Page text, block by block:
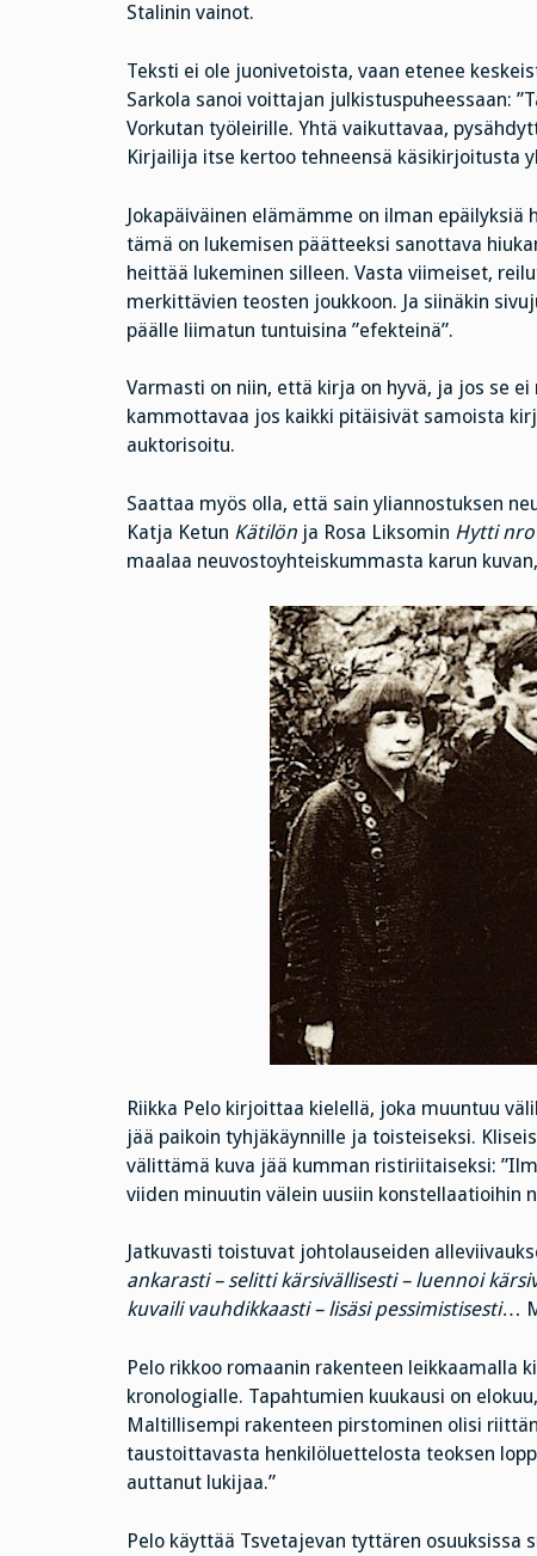
Stalinin vainot.
Teksti ei ole juonivetoista, vaan etenee
Sarkola sanoi voittajan julkistuspuheessaan:
Vorkutan työleirille. Yhtä vaikuttavaa,
Kirjailija itse kertoo tehneensä käsikirjoitusta
Jokapäiväinen elämämme on ilman epäilyksiä
tämä on lukemisen päätteeksi sanottava
heittää lukeminen silleen. Vasta viimeiset,
merkittävien teosten joukkoon. Ja siinäkin
päälle liimatun tuntuisina ”efekteinä”.
Varmasti on niin, että kirja on hyvä, ja jos se
kammottavaa jos kaikki pitäisivät samoista
auktorisoitu.
Saattaa myös olla, että sain yliannostuksen
Katja Ketun Kätilönja Rosa Liksomin Hytti nro
maalaa neuvostoyhteiskummasta karun
Riikka Pelo kirjoittaa kielellä, joka muuntuu
jää paikoin tyhjäkäynnille ja toisteiseksi.
välittämä kuva jää kumman ristiriitaiseksi:
viiden minuutin välein uusiin konstellaatioihin
Jatkuvasti toistuvat johtolauseiden
ankarasti – selitti kärsivällisesti – luennoi
kuvaili vauhdikkaasti – lisäsi pessimistisesti…
Pelo rikkoo romaanin rakenteen leikkaamalla
kronologialle. Tapahtumien kuukausi on
Maltillisempi rakenteen pirstominen olisi
taustoittavasta henkilöluettelosta teoksen
auttanut lukijaa.”
Pelo käyttää Tsvetajevan tyttären